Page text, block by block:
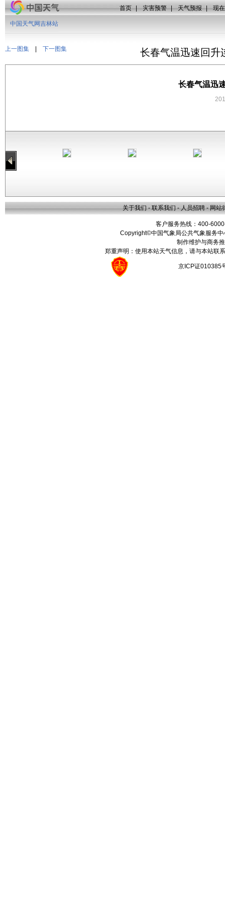
首页 | 灾害预警 | 天气预报 | 现
上一图集 下一图集
中国天气网吉林站
长春气温迅速回升
长春气温迅
关于我们 - 联系我们 - 人员招聘 - 网站
客户服务热线：400-
Copyright©中国气象局公共气象服务
制作维护与商务
郑重声明：使用本站天气信息，请与本站联
京ICP证010385